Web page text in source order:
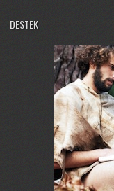
DESTEK